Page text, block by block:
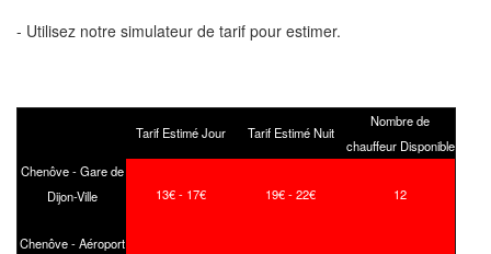
- Utilisez notre simulateur de tarif pour estimer.
Tarif Estimé Jour Tarif Estimé Nuit
Nombre de
chauffeur Disponible
Chenôve - Gare de
Dijon-Ville
13€ - 17€ 19€ - 22€ 12
Chenôve - Aéroport